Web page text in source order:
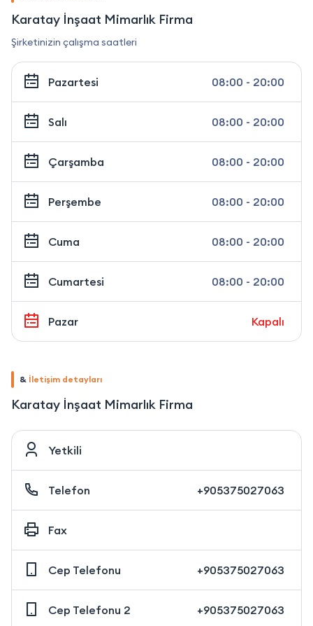
Karatay İnşaat Mimarlık Firma
Şirketinizin çalışma saatleri
Pazartesi 08:00 - 20:00
Salı 08:00 - 20:00
Çarşamba 08:00 - 20:00
Perşembe 08:00 - 20:00
Cuma 08:00 - 20:00
Cumartesi 08:00 - 20:00
Pazar Kapalı
& İletişim detayları
Karatay İnşaat Mimarlık Firma
Yetkili
Telefon +905375027063
Fax
Cep Telefonu +905375027063
Cep Telefonu 2 +905375027063